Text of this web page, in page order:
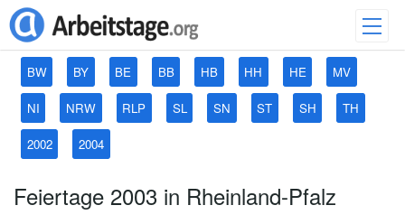
BW BY BE BB HB HH HE MV
NI NRW RLP SL SN ST SH TH
2002 2004
Feiertage 2003 in Rheinland-Pfalz